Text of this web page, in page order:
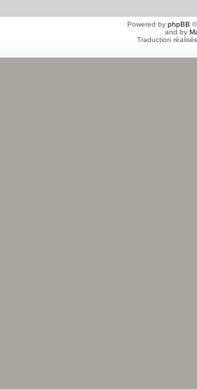
Powered by phpBB
and by
Traduction